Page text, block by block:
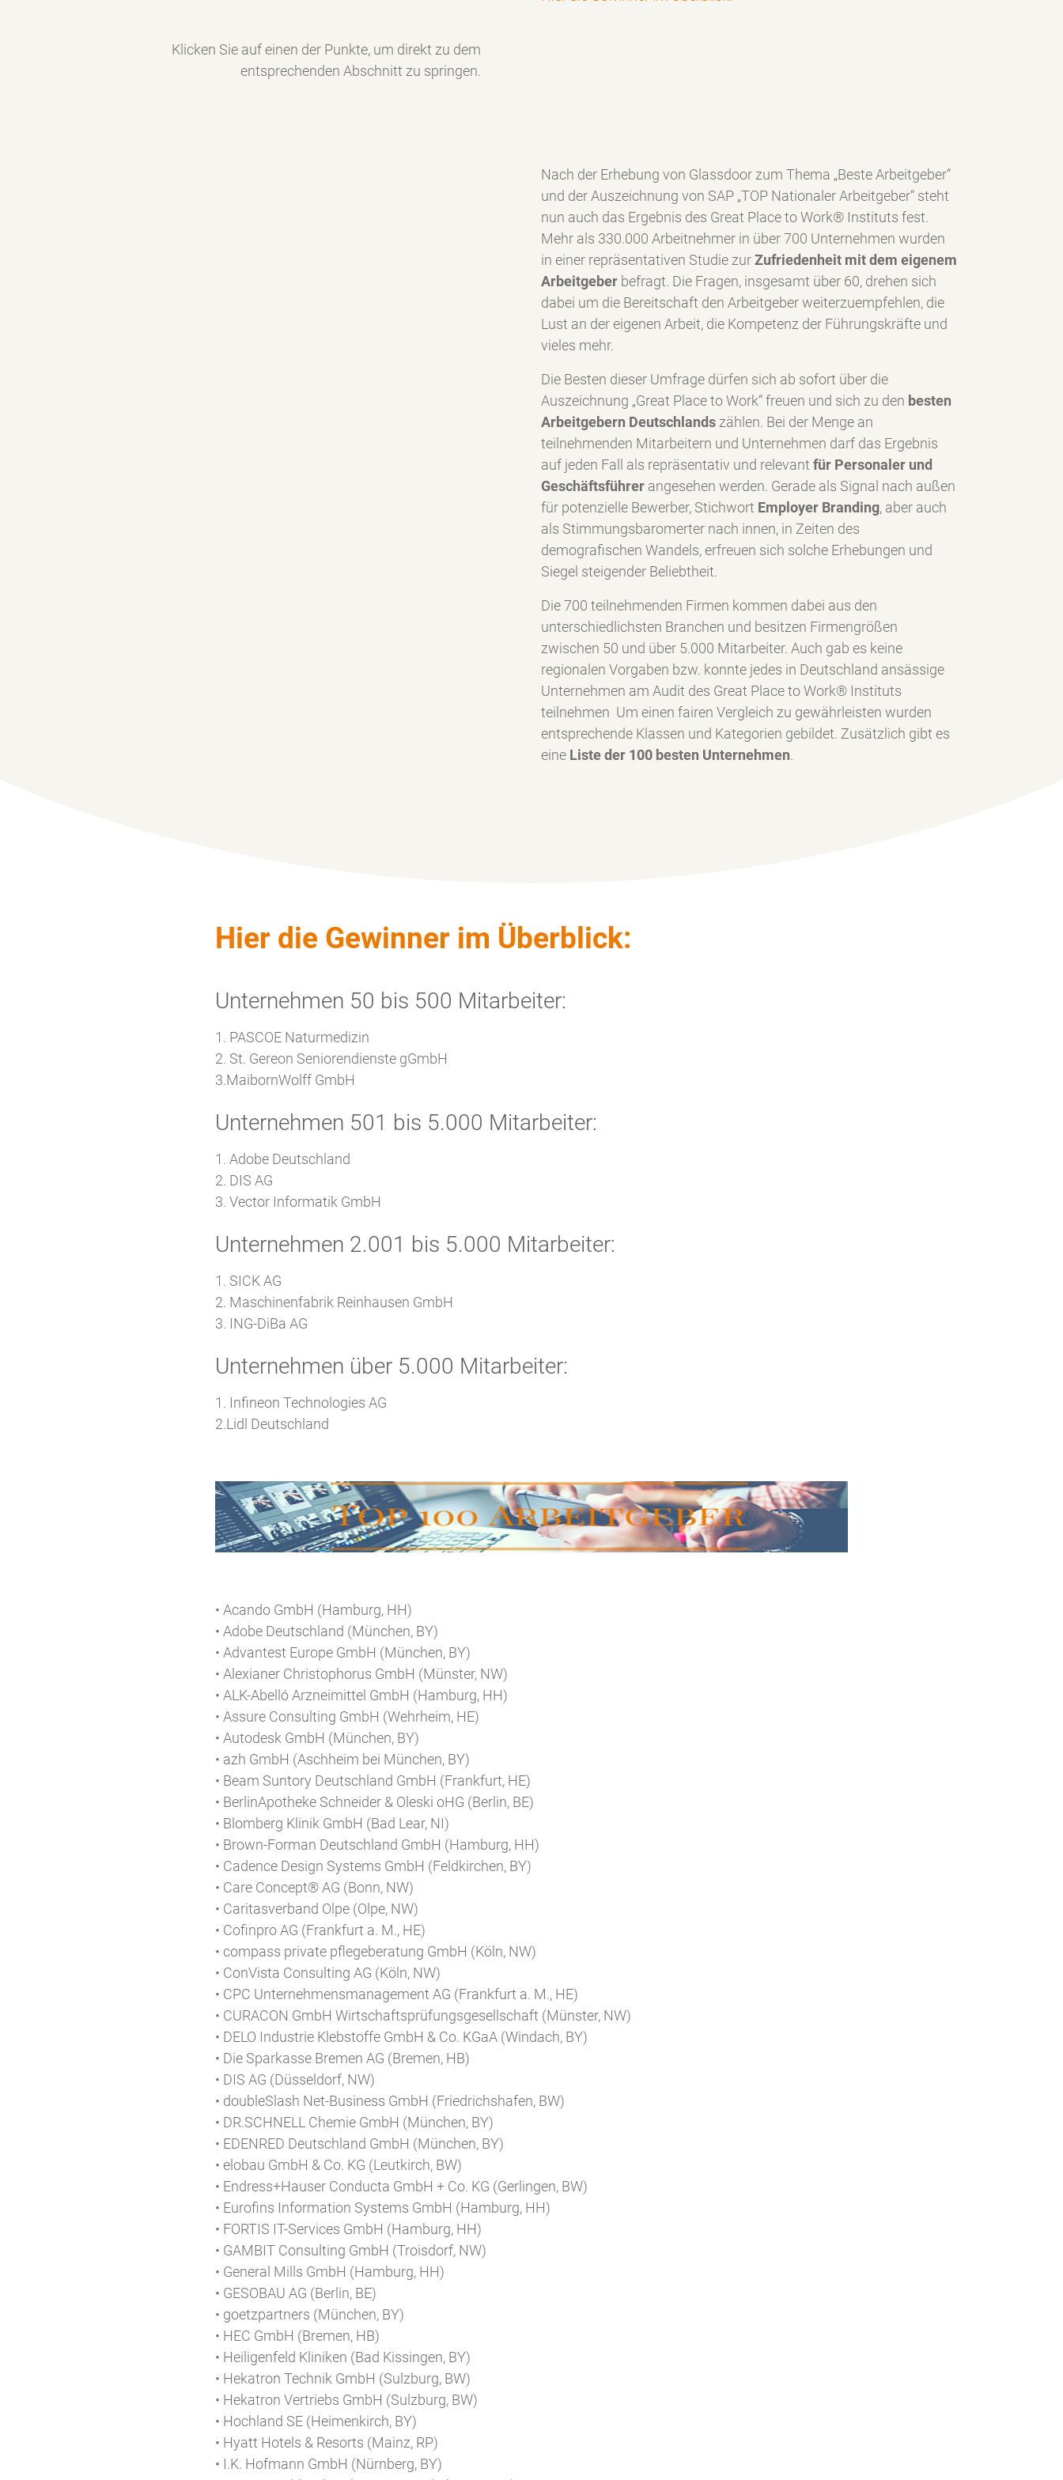
Klicken Sie auf einen der Punkte, um direkt zu dem
entsprechenden Abschnitt zu springen.
Nach der Erhebung von Glassdoor zum Thema „Beste Arbeitgeber“
und der Auszeichnung von SAP „TOP Nationaler Arbeitgeber“ steht
nun auch das Ergebnis des Great Place to Work® Instituts fest.
Mehr als 330.000 Arbeitnehmer in über 700 Unternehmen wurden
in einer repräsentativen Studie zurZufriedenheit mit dem eigenem
Arbeitgeber befragt. Die Fragen, insgesamt über 60, drehen sich
dabei um die Bereitschaft den Arbeitgeber weiterzuempfehlen, die
Lust an der eigenen Arbeit, die Kompetenz der Führungskräfte und
vieles mehr.
Die Besten dieser Umfrage dürfen sich ab sofort über die
Auszeichnung „Great Place to Work“ freuen und sich zu den besten
Arbeitgebern Deutschlands zählen. Bei der Menge an
teilnehmenden Mitarbeitern und Unternehmen darf das Ergebnis
auf jeden Fall als repräsentativ und relevant für Personaler und
Geschäftsführer angesehen werden. Gerade als Signal nach außen
für potenzielle Bewerber, Stichwort Employer Branding, aber auch
als Stimmungsbaromerter nach innen, in Zeiten des
demografischen Wandels, erfreuen sich solche Erhebungen und
Siegel steigender Beliebtheit.
Die 700 teilnehmenden Firmen kommen dabei aus den
unterschiedlichsten Branchen und besitzen Firmengrößen
zwischen 50 und über 5.000 Mitarbeiter. Auch gab es keine
regionalen Vorgaben bzw. konnte jedes in Deutschland ansässige
Unternehmen am Audit des Great Place to Work® Instituts
teilnehmen Um einen fairen Vergleich zu gewährleisten wurden
entsprechende Klassen und Kategorien gebildet. Zusätzlich gibt es
eine Liste der 100 besten Unternehmen.
Hier die Gewinner im Überblick:
Unternehmen 50 bis 500 Mitarbeiter:
1. PASCOE Naturmedizin
2. St. Gereon Seniorendienste gGmbH
3.MaibornWolff GmbH
Unternehmen 501 bis 5.000 Mitarbeiter:
1. Adobe Deutschland
2. DIS AG
3. Vector Informatik GmbH
Unternehmen 2.001 bis 5.000 Mitarbeiter:
1. SICK AG
2. Maschinenfabrik Reinhausen GmbH
3. ING-DiBa AG
Unternehmen über 5.000 Mitarbeiter:
1. Infineon Technologies AG
2.Lidl Deutschland
• Acando GmbH (Hamburg, HH)
• Adobe Deutschland (München, BY)
• Advantest Europe GmbH (München, BY)
• Alexianer Christophorus GmbH (Münster, NW)
• ALK-Abelló Arzneimittel GmbH (Hamburg, HH)
• Assure Consulting GmbH (Wehrheim, HE)
• Autodesk GmbH (München, BY)
• azh GmbH (Aschheim bei München, BY)
• Beam Suntory Deutschland GmbH (Frankfurt, HE)
• BerlinApotheke Schneider & Oleski oHG (Berlin, BE)
• Blomberg Klinik GmbH (Bad Lear, NI)
• Brown-Forman Deutschland GmbH (Hamburg, HH)
• Cadence Design Systems GmbH (Feldkirchen, BY)
• Care Concept® AG (Bonn, NW)
• Caritasverband Olpe (Olpe, NW)
• Cofinpro AG (Frankfurt a. M., HE)
• compass private pflegeberatung GmbH (Köln, NW)
• ConVista Consulting AG (Köln, NW)
• CPC Unternehmensmanagement AG (Frankfurt a. M., HE)
• CURACON GmbH Wirtschaftsprüfungsgesellschaft (Münster, NW)
• DELO Industrie Klebstoffe GmbH & Co. KGaA (Windach, BY)
• Die Sparkasse Bremen AG (Bremen, HB)
• DIS AG (Düsseldorf, NW)
• doubleSlash Net-Business GmbH (Friedrichshafen, BW)
• DR.SCHNELL Chemie GmbH (München, BY)
• EDENRED Deutschland GmbH (München, BY)
• elobau GmbH & Co. KG (Leutkirch, BW)
• Endress+Hauser Conducta GmbH + Co. KG (Gerlingen, BW)
• Eurofins Information Systems GmbH (Hamburg, HH)
• FORTIS IT-Services GmbH (Hamburg, HH)
• GAMBIT Consulting GmbH (Troisdorf, NW)
• General Mills GmbH (Hamburg, HH)
• GESOBAU AG (Berlin, BE)
• goetzpartners (München, BY)
• HEC GmbH (Bremen, HB)
• Heiligenfeld Kliniken (Bad Kissingen, BY)
• Hekatron Technik GmbH (Sulzburg, BW)
• Hekatron Vertriebs GmbH (Sulzburg, BW)
• Hochland SE (Heimenkirch, BY)
• Hyatt Hotels & Resorts (Mainz, RP)
• I.K. Hofmann GmbH (Nürnberg, BY)